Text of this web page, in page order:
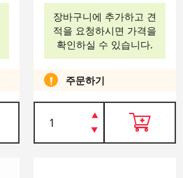
장바구니에 추가하고 견
적을 요청하시면 가격을
확인하실 수 있습니다.
주문하기